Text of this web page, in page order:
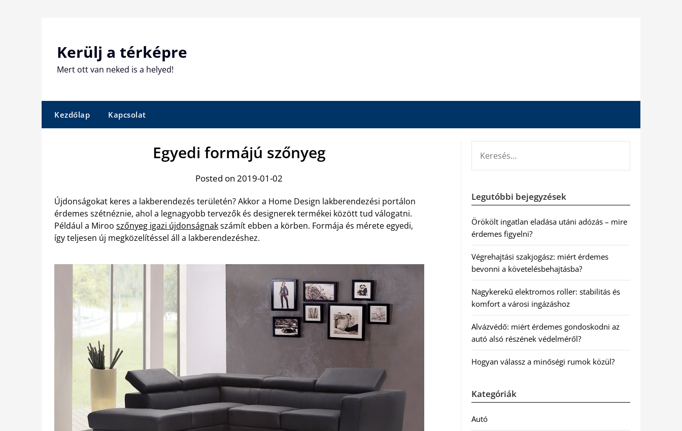
Kerülj a térképre
Mert ott van neked is a helyed!
Kezdőlap Kapcsolat
Egyedi formájú szőnyeg
Posted on 2019-01-02
Újdonságokat keres a lakberendezés területén? Akkor a Home Design lakberendezési portálon
érdemes szétnéznie, ahol a legnagyobb tervezők és designerek termékei között tud válogatni.
Például a Miroo szőnyeg igazi újdonságnakszámít ebben a körben. Formája és mérete egyedi,
így teljesen új megközelítéssel áll a lakberendezéshez.
Legutóbbi bejegyzések
Örökölt ingatlan eladása utáni adózás – mire
érdemes figyelni?
Végrehajtási szakjogász: miért érdemes
bevonni a követelésbehajtásba?
Nagykerekű elektromos roller: stabilitás és
komfort a városi ingázáshoz
Alvázvédő: miért érdemes gondoskodni az
autó alsó részének védelméről?
Hogyan válassz a minőségi rumok közül?
Kategóriák
Autó